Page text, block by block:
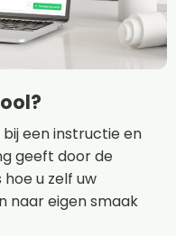
een instructie en
geeft door de
u zelf uw
naar eigen smaak